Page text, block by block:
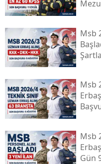
Msb
Msb
Msb
Gün